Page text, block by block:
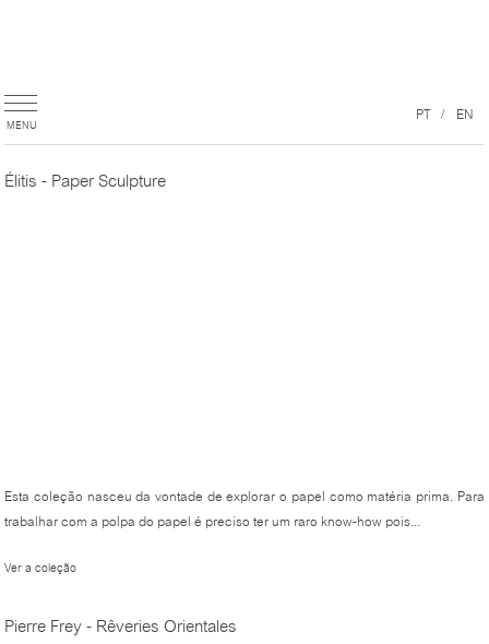
PT EN
Élitis - Paper Sculpture
Esta coleção nasceu da vontade de explorar o papel como matéria prima. Para
trabalhar com a polpa do papel é preciso ter um raro know-how pois...
Ver a coleção
Pierre Frey - Rêveries Orientales